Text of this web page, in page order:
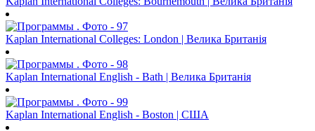
Kaplan International Colleges: London | Велика Британія
Kaplan International English - Bath | Велика Британія
Kaplan International English - Boston | США